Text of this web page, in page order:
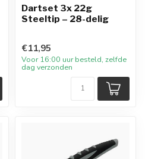
Dartset 3x 22g
Steeltip – 28-delig
€11,95
Voor 16:00 uur besteld, zelfde
dag verzonden